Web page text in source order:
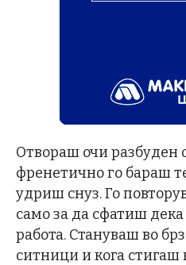
Отвораш очи разбуден
френетично го бараш
удриш снуз. Го
само за да сфатиш
работа. Стануваш во
ситници и кога стигаш